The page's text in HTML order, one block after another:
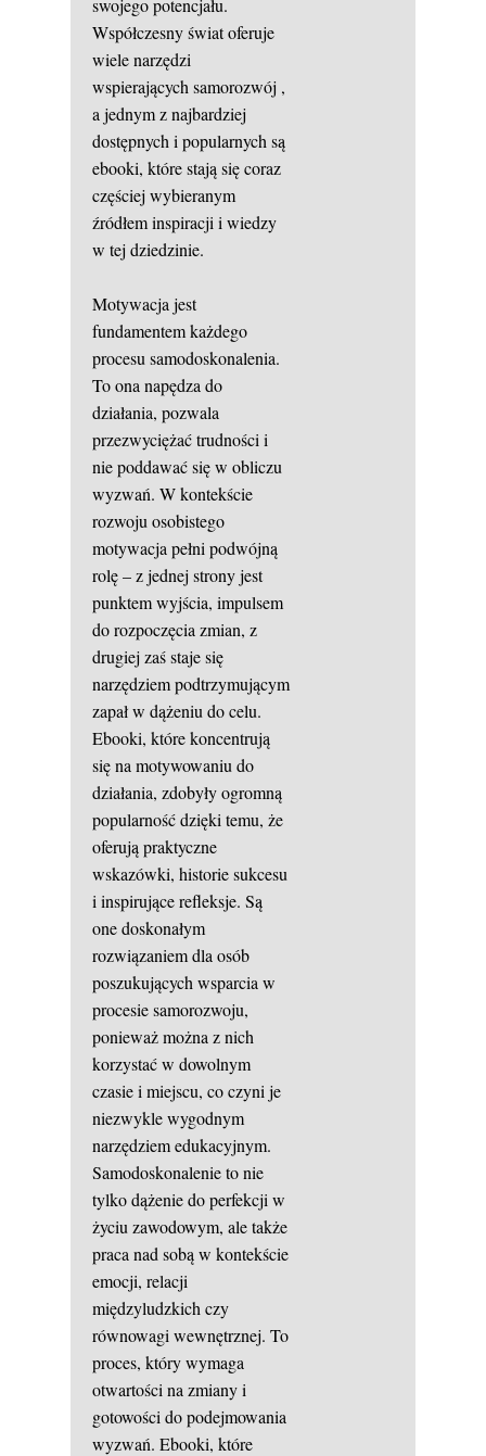
Współczesny świat oferuje
wiele narzędzi
wspierających samorozwój ,
a jednym z najbardziej
dostępnych i popularnych są
ebooki, które stają się coraz
częściej wybieranym
źródłem inspiracji i wiedzy
w tej dziedzinie.
Motywacja jest
fundamentem każdego
procesu samodoskonalenia.
To ona napędza do
działania, pozwala
przezwyciężać trudności i
nie poddawać się w obliczu
wyzwań. W kontekście
rozwoju osobistego
motywacja pełni podwójną
rolę – z jednej strony jest
punktem wyjścia, impulsem
do rozpoczęcia zmian, z
drugiej zaś staje się
narzędziem podtrzymującym
zapał w dążeniu do celu.
Ebooki, które koncentrują
się na motywowaniu do
działania, zdobyły ogromną
popularność dzięki temu, że
oferują praktyczne
wskazówki, historie sukcesu
i inspirujące refleksje. Są
one doskonałym
rozwiązaniem dla osób
poszukujących wsparcia w
procesie samorozwoju,
ponieważ można z nich
korzystać w dowolnym
czasie i miejscu, co czyni je
niezwykle wygodnym
narzędziem edukacyjnym.
Samodoskonalenie to nie
tylko dążenie do perfekcji w
życiu zawodowym, ale także
praca nad sobą w kontekście
emocji, relacji
międzyludzkich czy
równowagi wewnętrznej. To
proces, który wymaga
otwartości na zmiany i
gotowości do podejmowania
wyzwań. Ebooki, które